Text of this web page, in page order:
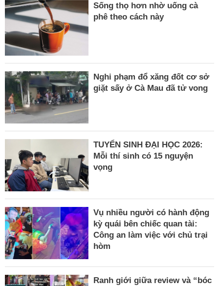
Sống thọ hơn nhờ uống cà
phê theo cách này
Nghi phạm đổ xăng đốt cơ sở
giặt sấy ở Cà Mau đã tử vong
TUYỂN SINH ĐẠI HỌC 2026:
Mỗi thí sinh có 15 nguyện
vọng
Vụ nhiều người có hành động
kỳ quái bên chiếc quan tài:
Công an làm việc với chủ trại
hòm
Ranh giới giữa review và “bóc